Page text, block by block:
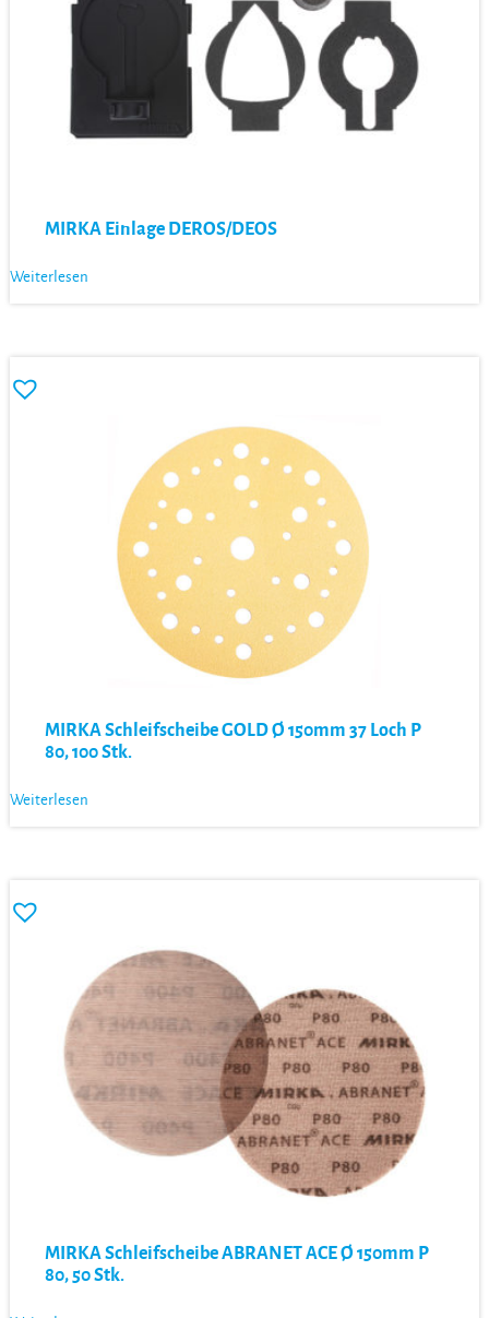
MIRKA Einlage DEROS/DEOS
Weiterlesen
MIRKA Schleifscheibe GOLD Ø 150mm 37 Loch P
80, 100 Stk.
Weiterlesen
MIRKA Schleifscheibe ABRANET ACE Ø 150mm P
80, 50 Stk.